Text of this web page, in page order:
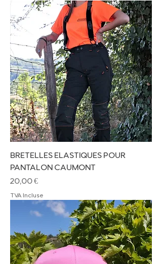
BRETELLES ELASTIQUES POUR
PANTALON CAUMONT
Prix
20,00 €
TVA Incluse